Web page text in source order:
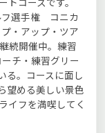
フ選手権 コニカ
・アップ・ツア
続開催中。練習
チ・練習グリー
る。コースに面し
望める美しい景色
イフを満喫してく